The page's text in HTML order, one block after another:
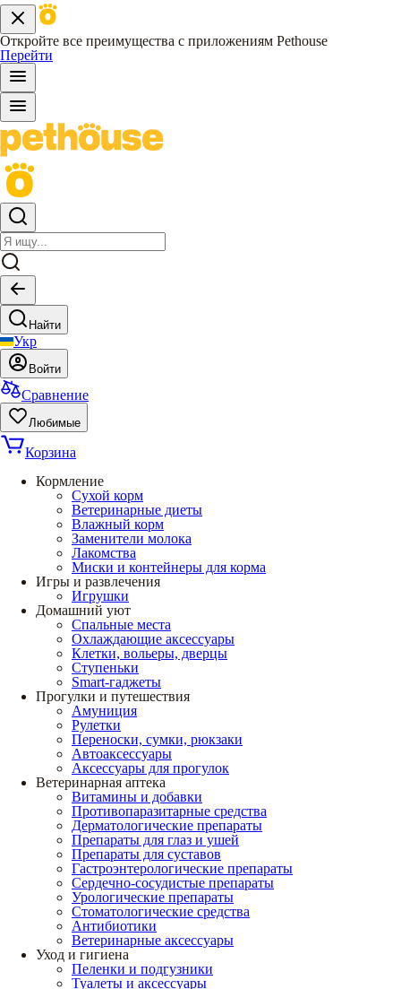
Откройте все преимущества с приложениям Pethouse
Перейти
Найти
Укр
Войти
Сравнение
Любимые
Корзина
Кормление
Сухой корм
Ветеринарные диеты
Влажный корм
Заменители молока
Лакомства
Миски и контейнеры для корма
Игры и развлечения
Игрушки
Домашний уют
Спальные места
Охлаждающие аксессуары
Клетки, вольеры, дверцы
Ступеньки
Smart-гаджеты
Прогулки и путешествия
Амуниция
Рулетки
Переноски, сумки, рюкзаки
Автоаксессуары
Аксессуары для прогулок
Ветеринарная аптека
Витамины и добавки
Противопаразитарные средства
Дерматологические препараты
Препараты для глаз и ушей
Препараты для суставов
Гастроэнтерологические препараты
Сердечно-сосудистые препараты
Урологические препараты
Стоматологические средства
Антибиотики
Ветеринарные аксессуары
Уход и гигиена
Пеленки и подгузники
Туалеты и аксессуары